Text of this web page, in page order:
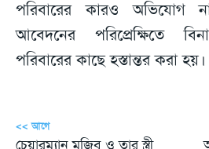
পরিবারের কারও অভিযোগ
আবেদনের পরিপ্রেক্ষিতে
পরিবারের কাছে হস্তান্তর করা হয়।
<< আগে
চেয়ারম্যান মুজিব ও তার স্ত্রী